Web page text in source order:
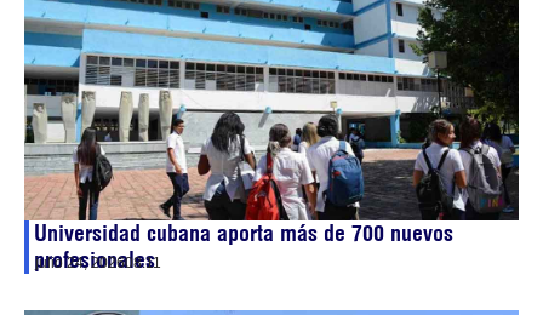
Universidad cubana aporta más de 700 nuevos
profesionales
julio 24, 202608:11